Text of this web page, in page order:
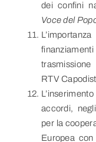
dei confini
Voce del
RTV
accordi,
per la
Europea